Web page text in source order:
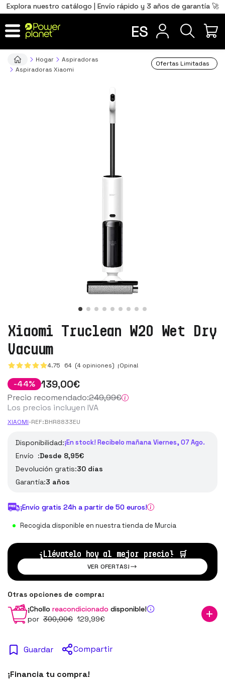
Explora nuestro catálogo | Envío rápido y 3 años de garantía 🚀
ES
Hogar
Aspiradoras
Aspiradoras Xiaomi
Ofertas Limitadas
Xiaomi Truclean W20 Wet Dry
Vacuum
4.75 64 (4 opiniones) ¡Opina!
-44% 139,00€
Precio recomendado:249,99€
Los precios incluyen IVA
XIAOMI-REF:BHR8833EU
Disponibilidad:¡En stock! Recíbelo mañana Viernes, 07 Ago.
Envío :Desde 8,95€
Devolución gratis:30 días
Garantía:3 años
¡Envío gratis 24h a partir de 50 euros!
Recogida disponible en nuestra tienda de Murcia
¡Llévatelo hoy al mejor precio! 🛒
VER OFERTAS!
Otras opciones de compra:
¡Chollo reacondicionado disponible!
por 300,00€ 129,99€
Guardar Compartir
¡Financia tu compra!
Total 0,00€
IR AL CARRITO
Português
PT
FR